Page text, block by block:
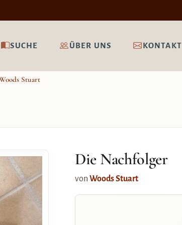
SUCHE ÜBER UNS KONTAKT
Stuart
Die Nachfolger
von Woods Stuart